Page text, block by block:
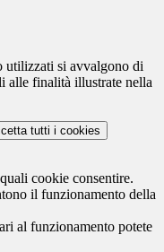
utilizzati si avvalgono di
alle finalità illustrate nella
tutti i cookies
cookie consentire.
il funzionamento della
al funzionamento potete